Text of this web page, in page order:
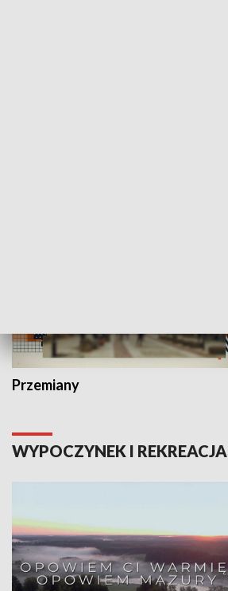
Przemiany
WYPOCZYNEK I REKREACJA